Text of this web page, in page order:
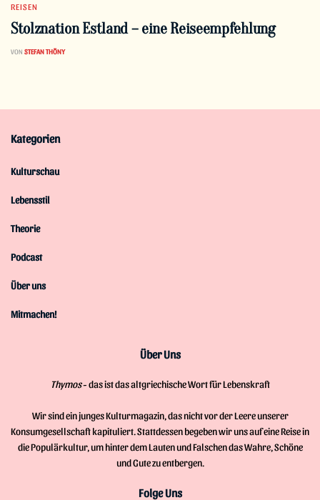
REISEN
Stolznation Estland – eine Reiseempfehlung
VON STEFAN THÖNY
Kategorien
Kulturschau
Lebensstil
Theorie
Podcast
Über uns
Mitmachen!
Über Uns
Thymos- das ist das altgriechische Wort für Lebenskraft
Wir sind ein junges Kulturmagazin, das nicht vor der Leere unserer
Konsumgesellschaft kapituliert. Stattdessen begeben wir uns auf eine Reise in
die Populärkultur, um hinter dem Lauten und Falschen das Wahre, Schöne
und Gute zu entbergen.
Folge Uns